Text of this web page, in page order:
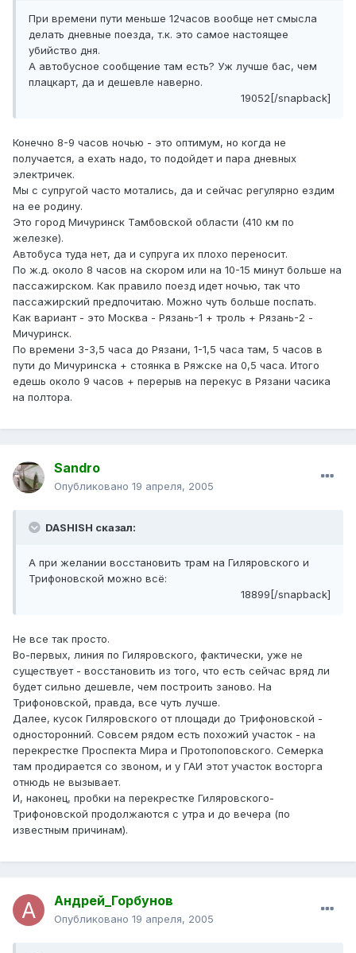
При времени пути меньше 12часов вообще нет смысла
делать дневные поезда, т.к. это самое настоящее
убийство дня.
А автобусное сообщение там есть? Уж лучше бас, чем
плацкарт, да и дешевле наверно.
19052[/snapback]
Конечно 8-9 часов ночью - это оптимум, но когда не
получается, а ехать надо, то подойдет и пара дневных
электричек.
Мы с супругой часто мотались, да и сейчас регулярно ездим
на ее родину.
Это город Мичуринск Тамбовской области (410 км по
железке).
Автобуса туда нет, да и супруга их плохо переносит.
По ж.д. около 8 часов на скором или на 10-15 минут больше на
пассажирском. Как правило поезд идет ночью, так что
пассажирский предпочитаю. Можно чуть больше поспать.
Как вариант - это Москва - Рязань-1 + троль + Рязань-2 -
Мичуринск.
По времени 3-3,5 часа до Рязани, 1-1,5 часа там, 5 часов в
пути до Мичуринска + стоянка в Ряжске на 0,5 часа. Итого
едешь около 9 часов + перерыв на перекус в Рязани часика
на полтора.
Sandro
Опубликовано 19 апреля, 2005
DASHISH сказал:
А при желании восстановить трам на Гиляровского и
Трифоновской можно всё:
18899[/snapback]
Не все так просто.
Во-первых, линия по Гиляровского, фактически, уже не
существует - восстановить из того, что есть сейчас вряд ли
будет сильно дешевле, чем построить заново. На
Трифоновской, правда, все чуть лучше.
Далее, кусок Гиляровского от площади до Трифоновской -
односторонний. Совсем рядом есть похожий участок - на
перекрестке Проспекта Мира и Протопоповского. Семерка
там продирается со звоном, и у ГАИ этот участок восторга
отнюдь не вызывает.
И, наконец, пробки на перекрестке Гиляровского-
Трифоновской продолжаются с утра и до вечера (по
известным причинам).
Андрей_Горбунов
Опубликовано 19 апреля, 2005